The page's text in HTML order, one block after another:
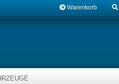
Warenkorb